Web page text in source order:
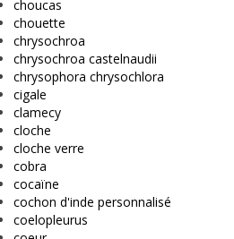
choucas
chouette
chrysochroa
chrysochroa castelnaudii
chrysophora chrysochlora
cigale
clamecy
cloche
cloche verre
cobra
cocaïne
cochon d'inde personnalisé
coelopleurus